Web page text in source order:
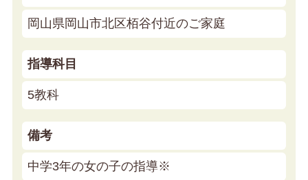
岡山県岡山市北区栢谷付近のご家庭
指導科目
5教科
備考
中学3年の女の子の指導※